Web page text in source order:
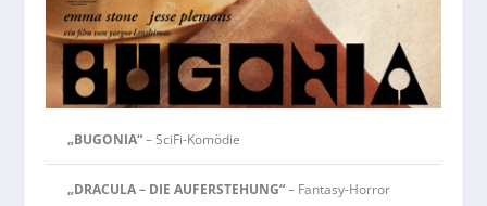
„BUGONIA“– SciFi-Komödie
„DRACULA – DIE AUFERSTEHUNG“– Fantasy-Horror